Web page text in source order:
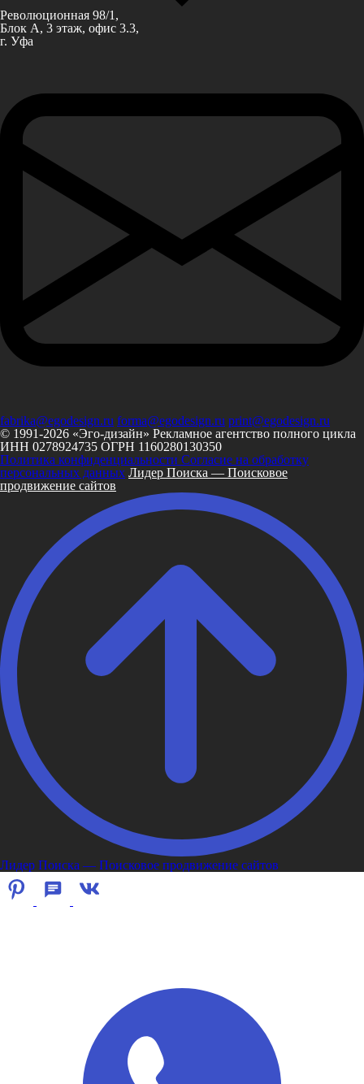
Революционная 98/1,
Блок А, 3 этаж, офис 3.3,
г. Уфа
fabrika@egodesign.ru forma@egodesign.ru print@egodesign.ru
© 1991-2026 «Эго-дизайн» Рекламное агентство полного цикла
ИНН 0278924735 ОГРН 1160280130350
Политика конфиденциальности Согласие на обработку
персональных данных Лидер Поиска — Поисковое
продвижение сайтов
Лидер Поиска — Поисковое продвижение сайтов